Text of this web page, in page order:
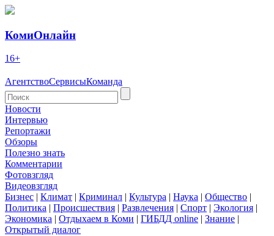
КомиОнлайн
16+
АгентствоСервисыКоманда
Новости
Интервью
Репортажи
Обзоры
Полезно знать
Комментарии
Фотовзгляд
Видеовзгляд
Бизнес | Климат | Криминал | Культура | Наука | Общество |
Политика | Происшествия | Развлечения | Спорт | Экология |
Экономика | Отдыхаем в Коми | ГИБДД online | Знание |
Открытый диалог